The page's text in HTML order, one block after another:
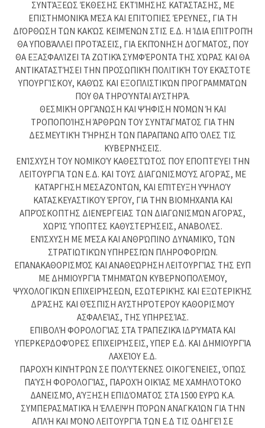
ΣΥΝΤΆΞΕΩΣ ΈΚΘΕΣΗΣ ΕΚΤΊΜΗΣΗΣ ΚΑΤΆΣΤΑΣΗΣ, ΜΕ
ΕΠΙΣΤΗΜΟΝΙΚΆ ΜΈΣΑ ΚΑΙ ΕΠΙΤΌΠΙΕΣ ΈΡΕΥΝΕΣ, ΓΙΑ ΤΗ
ΔΙΌΡΘΩΣΗ ΤΩΝ ΚΑΚΏΣ ΚΕΙΜΈΝΩΝ ΣΤΙΣ Ε.Δ. Η ΊΔΙΑ ΕΠΙΤΡΟΠΉ
ΘΑ ΥΠΟΒΆΛΛΕΙ ΠΡΟΤΆΣΕΙΣ, ΓΙΑ ΕΚΠΌΝΗΣΗ ΔΌΓΜΑΤΟΣ, ΠΟΥ
ΘΑ ΕΞΑΣΦΑΛΊΖΕΙ ΤΑ ΖΩΤΙΚΆ ΣΥΜΦΈΡΟΝΤΑ ΤΗΣ ΧΏΡΑΣ ΚΑΙ ΘΑ
ΑΝΤΙΚΑΤΑΣΤΉΣΕΙ ΤΗΝ ΠΡΟΣΩΠΙΚΉ ΠΟΛΙΤΙΚΉ ΤΟΥ ΕΚΆΣΤΟΤΕ
ΥΠΟΥΡΓΊΣΚΟΥ, ΚΑΘΏΣ ΚΑΙ ΕΞΟΠΛΙΣΤΙΚΏΝ ΠΡΟΓΡΑΜΜΆΤΩΝ
ΠΟΥ ΘΑ ΤΗΡΟΎΝΤΑΙ ΑΥΣΤΗΡΆ.
ΘΕΣΜΙΚΉ ΟΡΓΆΝΩΣΗ ΚΑΙ ΨΉΦΙΣΗ ΝΌΜΩΝ Ή ΚΑΙ
ΤΡΟΠΟΠΟΊΗΣΗ ΆΡΘΡΩΝ ΤΟΥ ΣΥΝΤΆΓΜΑΤΟΣ ΓΙΑ ΤΗΝ
ΔΕΣΜΕΥΤΙΚΉ ΤΉΡΗΣΗ ΤΩΝ ΠΑΡΑΠΆΝΩ ΑΠΌ ΌΛΕΣ ΤΙΣ
ΚΥΒΕΡΝΉΣΕΙΣ.
ΕΝΊΣΧΥΣΗ ΤΟΥ ΝΟΜΙΚΟΎ ΚΑΘΕΣΤΏΤΟΣ ΠΟΥ ΕΠΟΠΤΕΎΕΙ ΤΗΝ
ΛΕΙΤΟΥΡΓΊΑ ΤΩΝ Ε.Δ. ΚΑΙ ΤΟΥΣ ΔΙΑΓΩΝΙΣΜΟΎΣ ΑΓΟΡΆΣ, ΜΕ
ΚΑΤΆΡΓΗΣΗ ΜΕΣΑΖΌΝΤΩΝ, ΚΑΙ ΕΠΊΤΕΥΞΗ ΥΨΗΛΟΎ
ΚΑΤΑΣΚΕΥΑΣΤΙΚΟΎ ΈΡΓΟΥ, ΓΙΑ ΤΗΝ ΒΙΟΜΗΧΑΝΊΑ ΚΑΙ
ΑΠΡΌΣΚΟΠΤΗΣ ΔΙΕΝΈΡΓΕΙΑΣ ΤΩΝ ΔΙΑΓΩΝΙΣΜΏΝ ΑΓΟΡΆΣ,
ΧΩΡΊΣ ΎΠΟΠΤΕΣ ΚΑΘΥΣΤΕΡΉΣΕΙΣ, ΑΝΑΒΟΛΈΣ.
ΕΝΊΣΧΥΣΗ ΜΕ ΜΈΣΑ ΚΑΙ ΑΝΘΡΏΠΙΝΟ ΔΥΝΑΜΙΚΌ, ΤΩΝ
ΣΤΡΑΤΙΩΤΙΚΏΝ ΥΠΗΡΕΣΙΏΝ ΠΛΗΡΟΦΟΡΙΏΝ.
ΕΠΑΝΑΚΑΘΟΡΙΣΜΌΣ ΚΑΙ ΑΝΑΘΕΏΡΗΣΗ ΛΕΙΤΟΥΡΓΊΑΣ ΤΗΣ ΕΥΠ
ΜΕ ΔΗΜΙΟΥΡΓΊΑ ΤΜΗΜΆΤΩΝ ΚΥΒΕΡΝΟΠΟΛΈΜΟΥ,
ΨΥΧΟΛΟΓΙΚΏΝ ΕΠΙΧΕΙΡΉΣΕΩΝ, ΕΣΩΤΕΡΙΚΉΣ ΚΑΙ ΕΞΩΤΕΡΙΚΉΣ
ΔΡΆΣΗΣ ΚΑΙ ΘΈΣΠΙΣΗ ΑΥΣΤΗΡΌΤΕΡΟΥ ΚΑΘΟΡΙΣΜΟΎ
ΑΣΦΑΛΕΊΑΣ, ΤΗΣ ΥΠΗΡΕΣΊΑΣ.
ΕΠΙΒΟΛΉ ΦΟΡΟΛΟΓΊΑΣ ΣΤΑ ΤΡΑΠΕΖΙΚΆ ΙΔΡΎΜΑΤΑ ΚΑΙ
ΥΠΕΡΚΕΡΔΟΦΌΡΕΣ ΕΠΙΧΕΙΡΉΣΕΙΣ, ΥΠΕΡ Ε.Δ. ΚΑΙ ΔΗΜΙΟΥΡΓΊΑ
ΛΑΧΕΊΟΥ Ε.Δ.
ΠΑΡΟΧΉ ΚΙΝΉΤΡΩΝ ΣΕ ΠΟΛΎΤΕΚΝΕΣ ΟΙΚΟΓΈΝΕΙΕΣ, ΌΠΩΣ
ΠΑΎΣΗ ΦΟΡΟΛΟΓΊΑΣ, ΠΑΡΟΧΉ ΟΙΚΊΑΣ ΜΕ ΧΑΜΗΛΌΤΟΚΟ
ΔΑΝΕΙΣΜΌ, ΑΎΞΗΣΗ ΕΠΙΔΌΜΑΤΟΣ ΣΤΑ 1500 ΕΥΡΏ Κ.Α.
ΣΥΜΠΕΡΑΣΜΑΤΙΚΆ Η ΈΛΛΕΙΨΗ ΠΌΡΩΝ ΑΝΑΓΚΑΊΩΝ ΓΙΑ ΤΗΝ
ΑΠΛΉ ΚΑΙ ΜΌΝΟ ΛΕΙΤΟΥΡΓΊΑ ΤΩΝ Ε.Δ ΤΙΣ ΟΔΗΓΕΊ ΣΕ